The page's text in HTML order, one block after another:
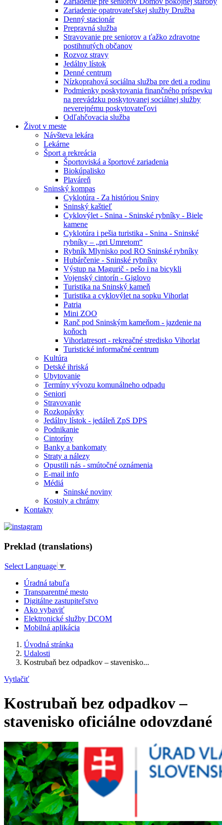
Zariadenie opatrovateľskej služby Družba
Denný stacionár
Prepravná služba
Stravovanie pre seniorov a ťažko zdravotne
postihnutých občanov
Rozvoz stravy
Jedálny lístok
Denné centrum
Nízkoprahová sociálna služba pre deti a rodinu
Podmienky poskytovania finančného príspevku
na prevádzku poskytovanej sociálnej služby
neverejnému poskytovateľovi
Odľahčovacia služba
Život v meste
Návšteva lekára
Lekárne
Šport a rekreácia
Športoviská a športové zariadenia
Biokúpalisko
Plaváreň
Sninský kompas
Cyklotúra - Za históriou Sniny
Sninský kaštieľ
Cyklovýlet - Snina - Sninské rybníky - Biele
kamene
Cyklotúra i pešia turistika - Snina - Sninské
rybníky – „pri Umretom“
Rybník Mlynisko pod RO Sninské rybníky
Hubárčenie - Sninské rybníky
Výstup na Magurič - pešo i na bicykli
Vojenský cintorín - Giglovo
Turistika na Sninský kameň
Turistika a cyklovýlet na sopku Vihorlat
Patria
Mini ZOO
Ranč pod Sninským kameňom - jazdenie na
koňoch
Vihorlatresort - rekreačné stredisko Vihorlat
Turistické informačné centrum
Kultúra
Detské ihriská
Ubytovanie
Termíny vývozu komunálneho odpadu
Seniori
Stravovanie
Rozkopávky
Jedálny lístok - jedáleň ZpS DPS
Podnikanie
Cintoríny
Banky a bankomaty
Straty a nálezy
Opustili nás - smútočné oznámenia
E-mail info
Médiá
Sninské noviny
Kostoly a chrámy
Kontakty
Preklad (translations)
Select Language ▼
Úradná tabuľa
Transparentné mesto
Digitálne zastupiteľstvo
Ako vybaviť
Elektronické služby DCOM
Mobilná aplikácia
Úvodná stránka
Udalosti
Kostrubaň bez odpadkov – stavenisko...
Vytlačiť
Kostrubaň bez odpadkov –
stavenisko oficiálne odovzdané